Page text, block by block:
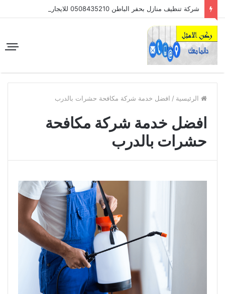
شركة تنظيف منازل بحفر الباطن 0508435210 للايجار
الرئيسية / افضل خدمة شركة مكافحة حشرات بالدرب
افضل خدمة شركة مكافحة
حشرات بالدرب